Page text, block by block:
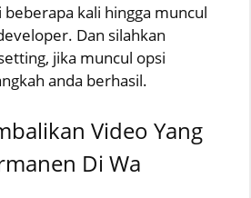
beberapa kali hingga muncul
Dan silahkan
jika muncul opsi
anda berhasil.
Video Yang
Di Wa